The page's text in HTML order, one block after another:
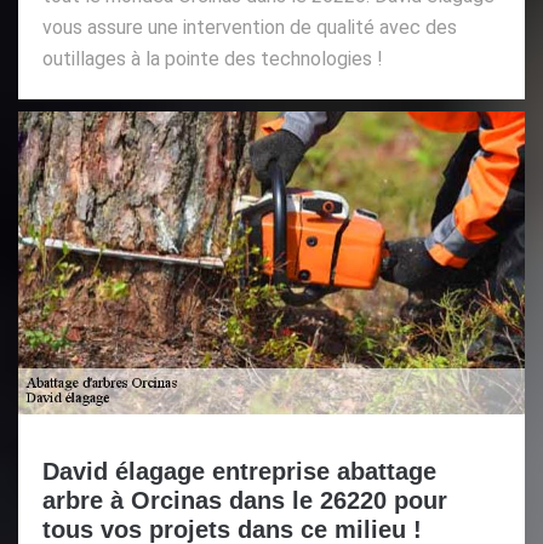
vous assure une intervention de qualité avec des
outillages à la pointe des technologies !
David élagage entreprise abattage
arbre à Orcinas dans le 26220 pour
tous vos projets dans ce milieu !